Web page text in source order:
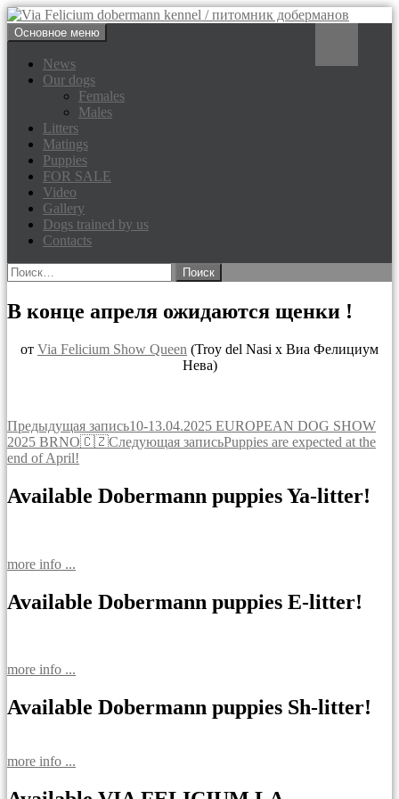
Via Felicium dobermann
kennel / питомник доберманов
Основное меню
к
News
Our dogs
Females
Males
Litters
Matings
Puppies
FOR SALE
Video
Gallery
Dogs trained by us
Contacts
Найти:
В конце апреля ожидаются щенки !
от Via Felicium Show Queen (Troy del Nasi х Виа Фелициум
Нева)
Навигация
по
Предыдущая запись10-13.04.2025 EUROPEAN DOG SHOW
2025 BRNO🇨🇿Следующая записьPuppies are expected at the
end of April!
Available Dobermann puppies Ya-litter!
more info ...
Available Dobermann puppies E-litter!
more info ...
Available Dobermann puppies Sh-litter!
more info ...